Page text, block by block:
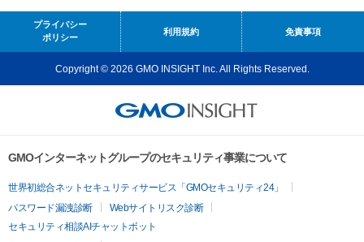
プライバシー
ポリシー
利用規約 免責事項
Copyright © 2026 GMO INSIGHT Inc. All Rights Reserved.
GMOインターネットグループのセキュリティ事業について
世界初総合ネットセキュリティサービス「GMOセキュリティ24」
パスワード漏洩診断
Webサイトリスク診断
セキュリティ相談AIチャットボット